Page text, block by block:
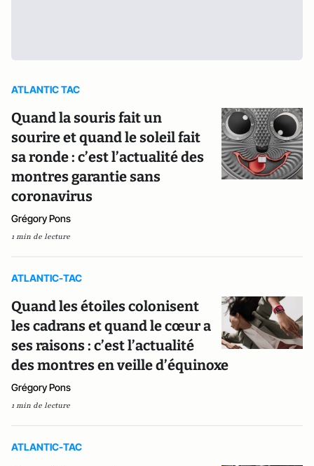
ATLANTIC TAC
Quand la souris fait un
sourire et quand le soleil fait
sa ronde : c’est l’actualité des
montres garantie sans
coronavirus
Grégory Pons
1 min de lecture
ATLANTIC-TAC
Quand les étoiles colonisent
les cadrans et quand le cœur a
ses raisons : c’est l’actualité
des montres en veille d’équinoxe
Grégory Pons
1 min de lecture
ATLANTIC-TAC